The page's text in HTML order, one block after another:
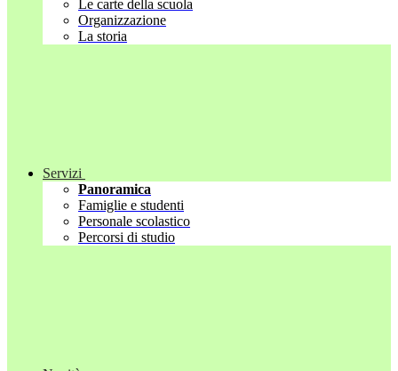
Le carte della scuola
Organizzazione
La storia
Servizi
Panoramica
Famiglie e studenti
Personale scolastico
Percorsi di studio